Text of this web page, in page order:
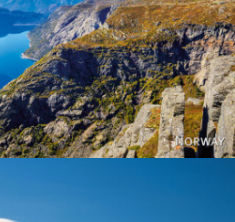
Norway